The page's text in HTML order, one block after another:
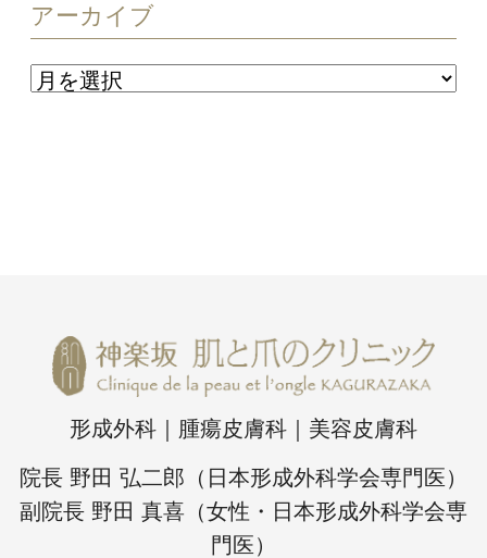
アーカイブ
形成外科｜腫瘍皮膚科｜美容皮膚科
院長 野田 弘二郎（日本形成外科学会専門医）
副院長 野田 真喜（女性・日本形成外科学会専
門医）